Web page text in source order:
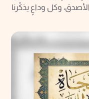
وكل وداعٍ يذكّرنا